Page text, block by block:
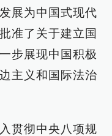
展为中国式现代
准了关于建立国
步展现中国积极
主义和国际法治
贯彻中央八项规